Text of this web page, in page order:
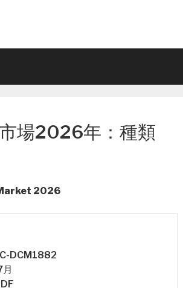
場2026年：種類
2026
DCM1882